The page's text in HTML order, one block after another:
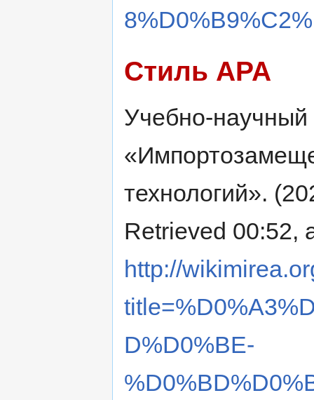
Стиль APA
Учебно-научный
технологий».
Retrieved 00:52,
http://
D%D0%BE-